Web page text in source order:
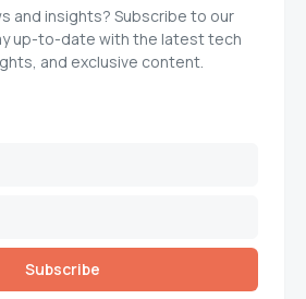
and insights? Subscribe to our
up-to-date with the latest tech
and exclusive content.
Subscribe